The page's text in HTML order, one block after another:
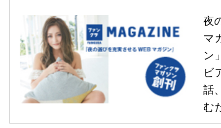
夜
マ
ン
ビ
話
む